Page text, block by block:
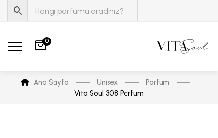
0
Ana Sayfa Unisex
Parfüm
Vita Soul 308 Parfüm